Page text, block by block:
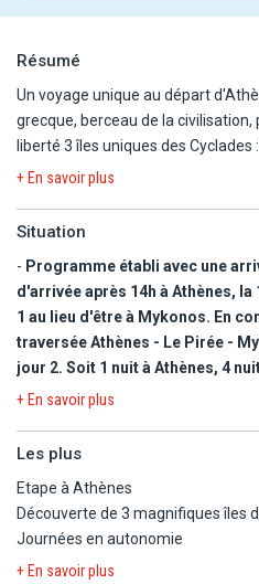
Résumé
Un voyage unique au départ
grecque, berceau de la
liberté 3 îles uniques des
cosmopolite, Naxos avec ses
bleues perchées au sommet des
et bénéficierez d'un transfert
Athènes.
En cas d'arrivée à Athènes
Athènes. Dans ce cas, la
s'effectuera le lendemain (jour
Athènes.
+ En savoir plus
Situation
- Programme établi avec une
d'arrivée après 14h à Athènes,
1 au lieu d'être à Mykonos. En
traversée Athènes - Le Pirée -
jour 2. Soit 1 nuit à Athènes, 4
4 nuits à Santorin et 1 nuit à
LES CYCLADES
de taille différente mais ayant
particularité : maisons blanches,
perchés sous le soleil, plages,
moulins...Santorin, Mykonos,
+ En savoir plus
Les plus
Etape à Athènes
Découverte de 3 magnifiques îles
Journées en autonomie
+ En savoir plus